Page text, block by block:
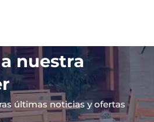
nuestra
últimas noticias y ofertas